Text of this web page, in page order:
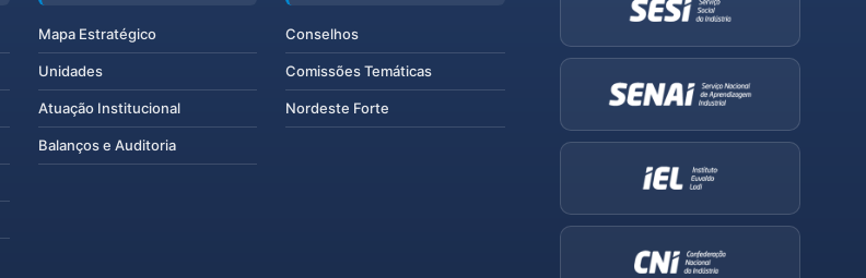
Mapa Estratégico
Unidades
Atuação Institucional
Balanços e Auditoria
Conselhos
Comissões Temáticas
Nordeste Forte